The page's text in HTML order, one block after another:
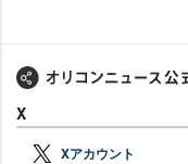
X
Xアカウント